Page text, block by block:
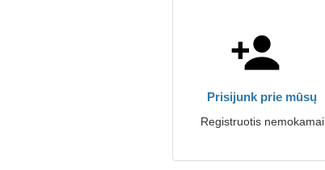
Prisijunk prie mūsų
Registruotis nemokamai